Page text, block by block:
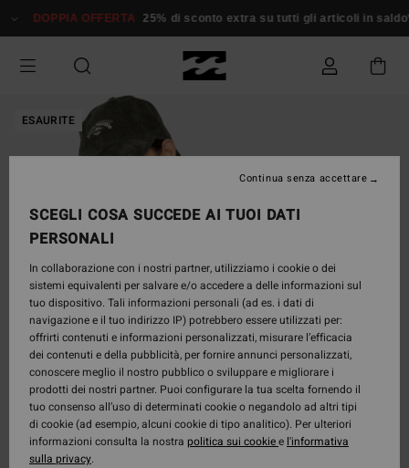
alle
prodotto
DOPPIA OFFERTA 25% di sconto extra su tutti gli articoli in saldo*
ESAURITE
SCEGLI COSA SUCCEDE AI TUOI DATI
PERSONALI
In collaborazione con i nostri partner, utilizziamo i cookie o dei
sistemi equivalenti per salvare e/o accedere a delle informazioni sul
tuo dispositivo. Tali informazioni personali (ad es. i dati di
navigazione e il tuo indirizzo IP) potrebbero essere utilizzati per:
offrirti contenuti e informazioni personalizzati, misurare l’efficacia
dei contenuti e della pubblicità, per fornire annunci personalizzati,
conoscere meglio il nostro pubblico o sviluppare e migliorare i
prodotti dei nostri partner. Puoi configurare la tua scelta fornendo il
tuo consenso all’uso di determinati cookie o negandolo ad altri tipi
di cookie (ad esempio, alcuni cookie di tipo analitico). Per ulteriori
informazioni consulta la nostra politica sui cookiee l'informativa
sulla privacy.
Continua senza accettare